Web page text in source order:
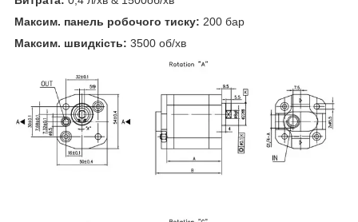
Максим. панель робочого тиску: 200 бар
Максим. швидкість: 3500 об/хв